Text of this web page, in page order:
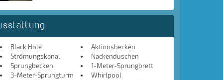
Black Hole
Aktionsbecken
Strömungskanal
Nackenduschen
Sprungbecken
1-Meter-Sprungbrett
3-Meter-Sprungturm
Whirlpool